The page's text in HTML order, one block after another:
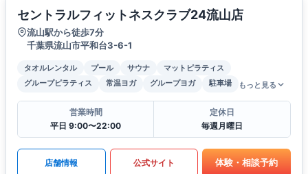
セントラルフィットネスクラブ24流山店
流山駅から徒歩7分
千葉県流山市平和台3-6-1
タオルレンタル プール サウナ
マットピラティス
グループピラティス
常温ヨガ グループヨガ 駐車場 もっと見る
営業時間
平日 9:00〜22:00
定休日
毎週月曜日
店舗情報 公式サイト 体験・相談予約